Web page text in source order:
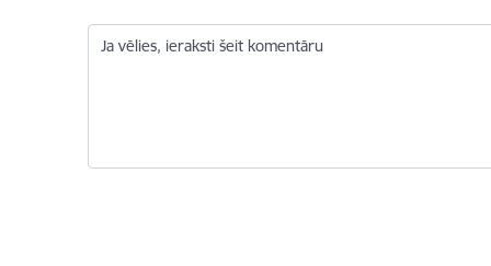
Ja vēlies, ieraksti šeit komentāru